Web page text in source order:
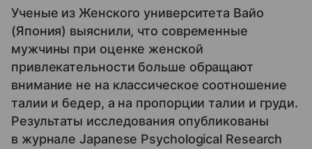
Ученые из Женского университета Вайо
(Япония) выяснили, что современные
мужчины при оценке женской
привлекательности больше обращают
внимание не на классическое соотношение
талии и бедер, а на пропорции талии и груди.
Результаты исследования опубликованы
в журнале Japanese Psychological Research